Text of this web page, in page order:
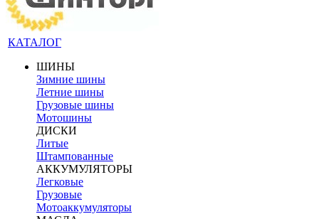
КАТАЛОГ
ШИНЫ
Зимние шины
Летние шины
Грузовые шины
Мотошины
ДИСКИ
Литые
Штампованные
АККУМУЛЯТОРЫ
Легковые
Грузовые
Мотоаккумуляторы